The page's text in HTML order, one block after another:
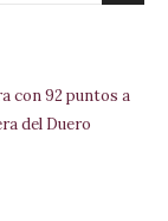
con 92 puntos a
del Duero